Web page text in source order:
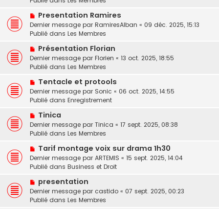
s
a
g
e
e
s
s
a
g
e
e
a
u
e
s
s
a
e
N
o
u
e
a
u
s
s
a
e
Presentation Ramires
Dernier message par RamiresAlban « 09 déc. 2025, 15:13
Publié dans Les Membres
N
o
u
e
a
u
s
s
a
e
Présentation Florian
Dernier message par Florien « 13 oct. 2025, 18:55
Publié dans Les Membres
N
o
u
e
a
u
s
s
g
e
Tentacle et protools
Dernier message par Sonic « 06 oct. 2025, 14:55
Publié dans Enregistrement
N
o
u
e
a
u
e
s
s
Tinica
Dernier message par Tinica « 17 sept. 2025, 08:38
Publié dans Les Membres
N
o
u
e
a
u
Tarif montage voix sur drama 1h30
Dernier message par ARTEMIS « 15 sept. 2025, 14:04
Publié dans Business et Droit
N
o
u
presentation
Dernier message par castido « 07 sept. 2025, 00:23
Publié dans Les Membres